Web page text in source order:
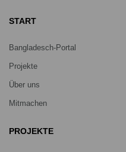
START
Bangladesch-Portal
Projekte
Über uns
Mitmachen
PROJEKTE